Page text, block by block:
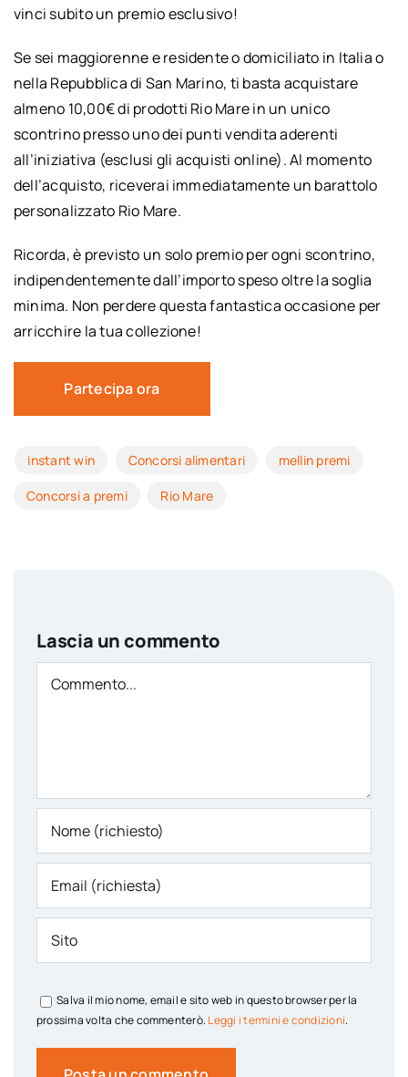
vinci subito un premio esclusivo!
Se sei maggiorenne e residente o domiciliato in Italia o
nella Repubblica di San Marino, ti basta acquistare
almeno 10,00€ di prodotti Rio Mare in un unico
scontrino presso uno dei punti vendita aderenti
all’iniziativa (esclusi gli acquisti online). Al momento
dell’acquisto, riceverai immediatamente un barattolo
personalizzato Rio Mare.
Ricorda, è previsto un solo premio per ogni scontrino,
indipendentemente dall’importo speso oltre la soglia
minima. Non perdere questa fantastica occasione per
arricchire la tua collezione!
Partecipa ora
instant win Concorsi alimentari mellin premi
Concorsi a premi Rio Mare
Lascia un commento
Comment
Salva il mio nome, email e sito web in questo browser per la
prossima volta che commenterò. Leggi i termini e condizioni.